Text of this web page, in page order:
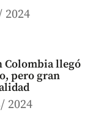
2024
Colombia llegó
pero gran
2024